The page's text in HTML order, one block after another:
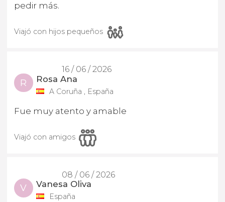
pedir más.
Viajó con hijos pequeños
16 / 06 / 2026
R Rosa Ana
A Coruña , España
Fue muy atento y amable
Viajó con amigos
08 / 06 / 2026
V Vanesa Oliva
España